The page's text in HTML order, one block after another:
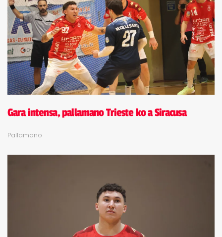
Gara intensa, pallamano Trieste ko a Siracusa
Pallamano